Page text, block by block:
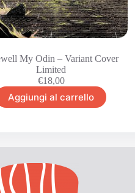
My Odin – Variant Cover
Limited
€18,00
Aggiungi al carrello